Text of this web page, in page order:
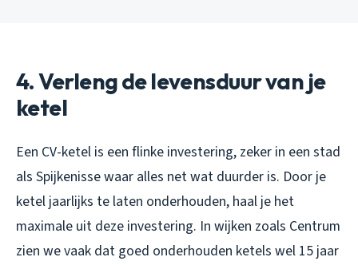
4. Verleng de levensduur van je
ketel
Een CV-ketel is een flinke investering, zeker in een stad
als Spijkenisse waar alles net wat duurder is. Door je
ketel jaarlijks te laten onderhouden, haal je het
maximale uit deze investering. In wijken zoals Centrum
zien we vaak dat goed onderhouden ketels wel 15 jaar